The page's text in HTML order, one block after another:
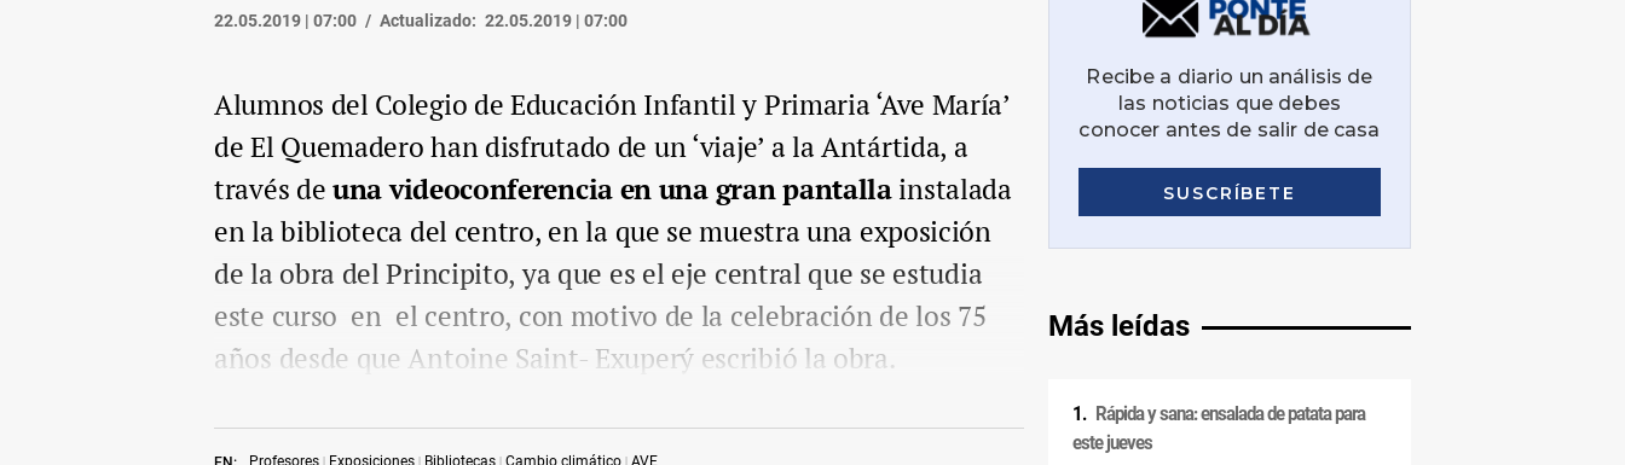
22.05.2019 | 07:00 Actualizado: 22.05.2019 | 07:00
Profesores Exposiciones Bibliotecas Cambio climático AVE
Alumnos del Colegio de Educación Infantil y Primaria ‘Ave María’
de El Quemadero han disfrutado de un ‘viaje’ a la Antártida, a
través deuna videoconferencia en una gran pantallainstalada
en la biblioteca del centro, en la que se muestra una exposición
de la obra del Principito, ya que es el eje central que se estudia
este curso en el centro, con motivo de la celebración de los 75
años desde que Antoine Saint- Exuperý escribió la obra.
Más leídas
Rápida y sana: ensalada de patata para
este jueves